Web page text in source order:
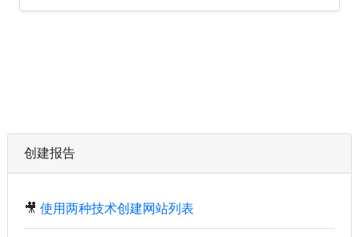
创建报告
🎥 使用两种技术创建网站列表